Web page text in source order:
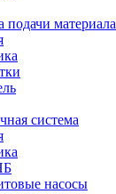
подачи материала
система
насосы